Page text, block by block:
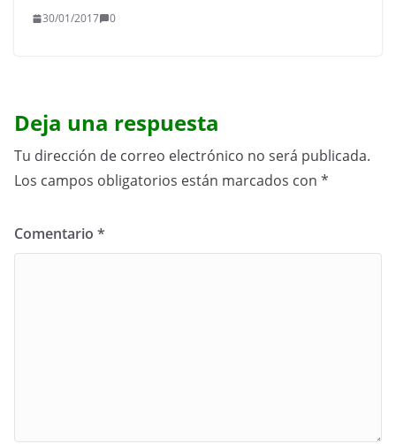
30/01/2017 0
Deja una respuesta
Tu dirección de correo electrónico no será publicada.
Los campos obligatorios están marcados con *
Comentario *